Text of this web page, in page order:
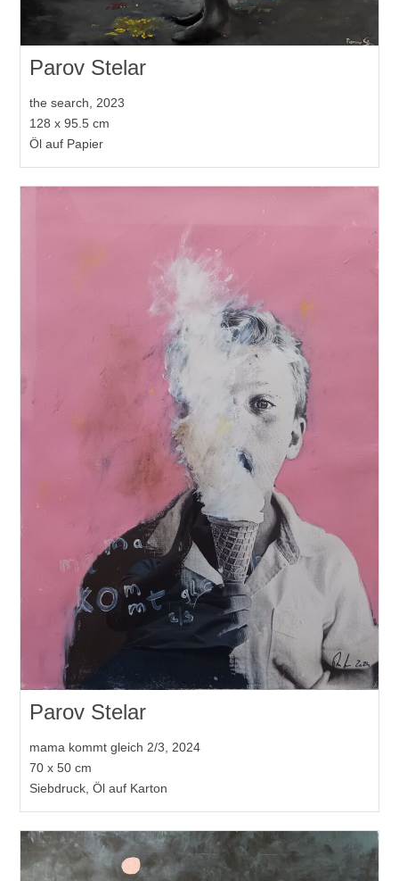
Parov Stelar
the search, 2023
128 x 95.5 cm
Öl auf Papier
Parov Stelar
mama kommt gleich 2/3, 2024
70 x 50 cm
Siebdruck, Öl auf Karton